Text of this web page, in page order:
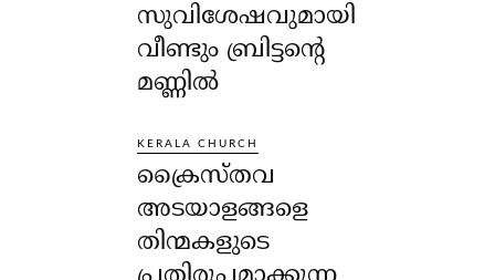
സുവിശേഷവുമായി
വീണ്ടും ബ്രിട്ടന്റെ
മണ്ണിൽ
KERALA CHURCH
ക്രൈസ്തവ
അടയാളങ്ങളെ
തിന്മകളുടെ